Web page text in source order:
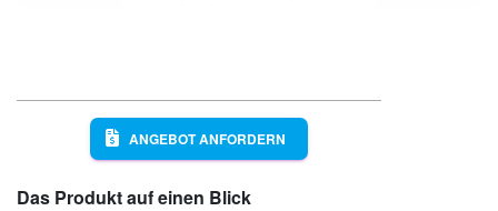
ANGEBOT ANFORDERN
Das Produkt auf einen Blick